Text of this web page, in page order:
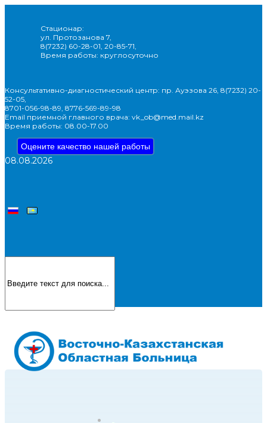
Стационар:
ул. Протозанова 7,
8(7232) 60-28-01, 20-85-71,
Время работы: круглосуточно
Консультативно-диагностический центр: пр. Ауэзова 26, 8(7232) 20-
52-05,
8701-056-98-89, 8776-569-89-98
Email приемной главного врача: vk_ob@med.mail.kz
Время работы: 08.00-17.00
Оцените качество нашей работы
08.08.2026